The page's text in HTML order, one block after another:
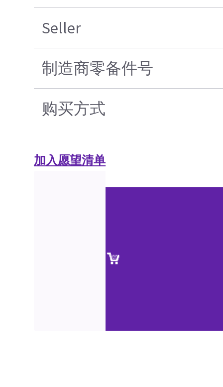
Seller
制造商零备件号
购买方式
加入愿望清单